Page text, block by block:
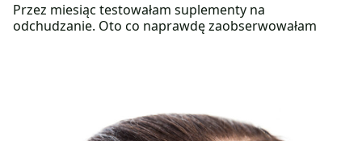
Przez miesiąc testowałam suplementy na
odchudzanie. Oto co naprawdę zaobserwowałam